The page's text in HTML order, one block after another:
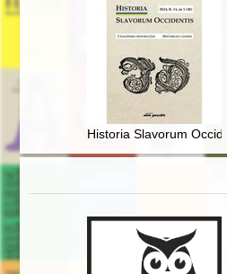
Historia Slavorum